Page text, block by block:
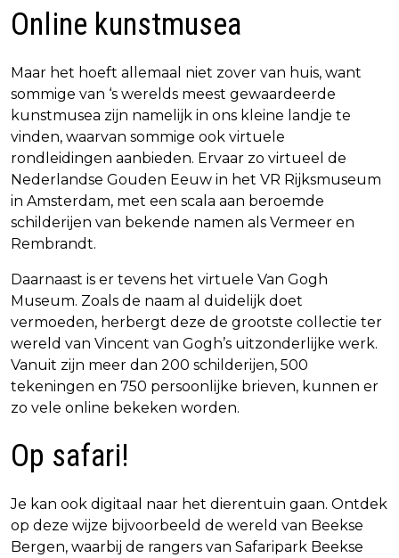
Online kunstmusea
Maar het hoeft allemaal niet zover van huis, want
sommige van ‘s werelds meest gewaardeerde
kunstmusea zijn namelijk in ons kleine landje te
vinden, waarvan sommige ook virtuele
rondleidingen aanbieden. Ervaar zo virtueel de
Nederlandse Gouden Eeuw in het VR Rijksmuseum
in Amsterdam, met een scala aan beroemde
schilderijen van bekende namen als Vermeer en
Rembrandt.
Daarnaast is er tevens het virtuele Van Gogh
Museum. Zoals de naam al duidelijk doet
vermoeden, herbergt deze de grootste collectie ter
wereld van Vincent van Gogh’s uitzonderlijke werk.
Vanuit zijn meer dan 200 schilderijen, 500
tekeningen en 750 persoonlijke brieven, kunnen er
zo vele online bekeken worden.
Op safari!
Je kan ook digitaal naar het dierentuin gaan. Ontdek
op deze wijze bijvoorbeeld de wereld van Beekse
Bergen, waarbij de rangers van Safaripark Beekse